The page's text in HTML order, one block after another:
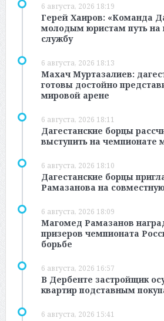
6 августа, 2026 18:19
Герей Хаиров: «Команда
молодым юристам путь на
службу
6 августа, 2026 18:13
Махач Муртазалиев:
готовы достойно
мировой арене
6 августа, 2026 18:11
Дагестанские борцы
выступить на чемпионате
6 августа, 2026 18:10
Дагестанские борцы
Рамазанова на
6 августа, 2026 18:09
Магомед Рамазанов
призеров чемпионата
борьбе
6 августа, 2026 16:57
В Дербенте застройщик
квартир подставным
6 августа, 2026 15:41